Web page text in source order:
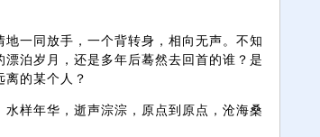
一同放手，一个背转身，相向无声。不知
泊岁月，还是多年后蓦然去回首的谁？是
的某个人？
样年华，逝声淙淙，原点到原点，沧海桑